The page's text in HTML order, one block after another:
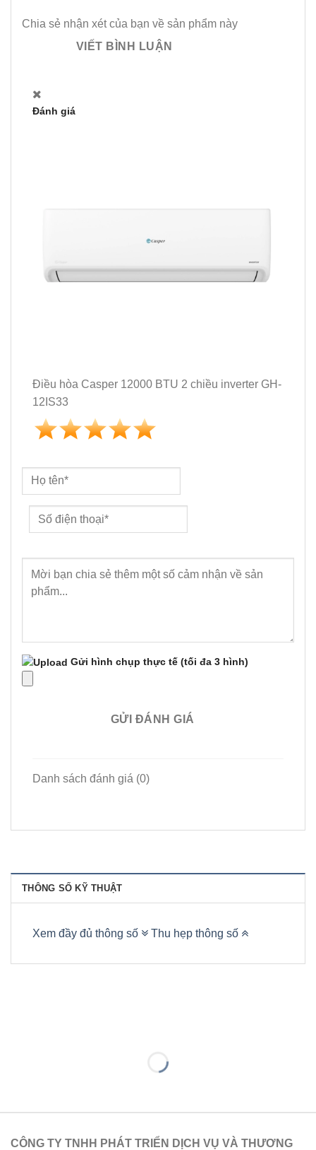
Chia sẻ nhận xét của bạn về sản phẩm này
VIẾT BÌNH LUẬN
Đánh giá
Điều hòa Casper 12000 BTU 2 chiều inverter GH-
12IS33
Gửi hình chụp thực tế (tối đa 3 hình)
GỬI ĐÁNH GIÁ
Danh sách đánh giá (0)
THÔNG SỐ KỸ THUẬT
Xem đầy đủ thông số Thu hẹp thông số
CÔNG TY TNHH PHÁT TRIỂN DỊCH VỤ VÀ THƯƠNG